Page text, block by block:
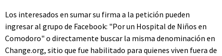
Los interesados en sumar su firma a la petición pueden
ingresar al grupo de Facebook: "Por un Hospital de Niños en
Comodoro" o directamente buscar la misma denominación en
Change.org, sitio que fue habilitado para quienes viven fuera de